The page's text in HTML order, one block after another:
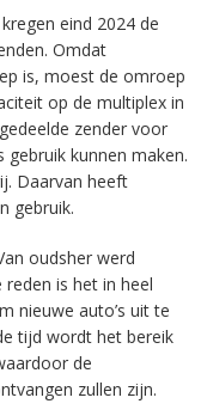
eind 2024 de
Omdat
is, moest de omroep
op de multiplex in
zender voor
kunnen maken.
Daarvan heeft
gebruik.
oudsher werd
is het in heel
nieuwe auto’s uit te
tijd wordt het bereik
de
zullen zijn.